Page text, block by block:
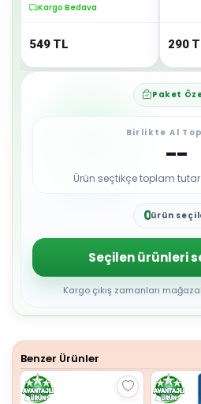
Kargo Bedava
549 TL 290
Paket
Birlikte Al
--
Ürün seçtikçe toplam
0
2
3
4
5
6
8
ürün
Seçilen ürünleri
Kargo çıkış zamanları
Benzer Ürünler